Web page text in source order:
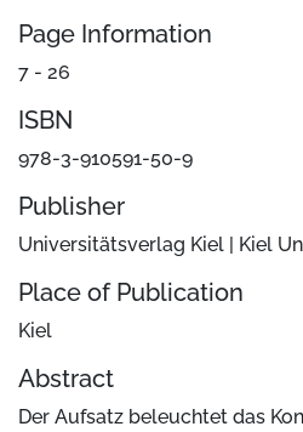
Page Information
7 - 26
ISBN
978-3-910591-50-9
Publisher
Universitätsverlag Kiel | Kiel
Place of Publication
Kiel
Abstract
Der Aufsatz beleuchtet das